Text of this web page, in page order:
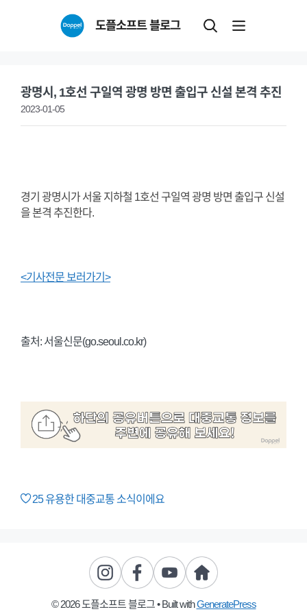
도플소프트 블로그
광명시, 1호선 구일역 광명 방면 출입구 신설 본격 추진
2023-01-05
경기 광명시가 서울 지하철 1호선 구일역 광명 방면 출입구 신설
을 본격 추진한다.
<기사전문 보러가기>
출처: 서울신문(go.seoul.co.kr)
25유용한 대중교통 소식이에요
© 2026 도플소프트 블로그• Built withGeneratePress